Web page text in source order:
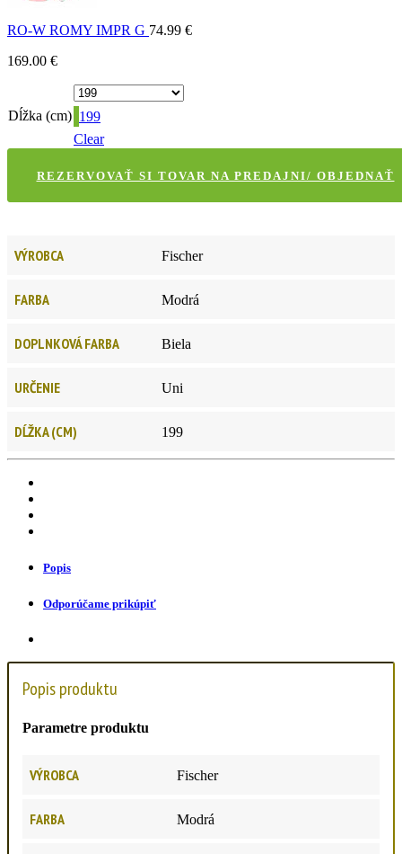
RO-W ROMY IMPR G 74.99 €
169.00 €
Dĺžka (cm) 199
Clear
REZERVOVAŤ SI TOVAR NA PREDAJNI/ OBJEDNAŤ
VÝROBCA Fischer
FARBA Modrá
DOPLNKOVÁ FARBA Biela
URČENIE Uni
DĹŽKA (CM) 199
Popis
Odporúčame prikúpiť
Popis produktu
Parametre produktu
VÝROBCA Fischer
FARBA Modrá